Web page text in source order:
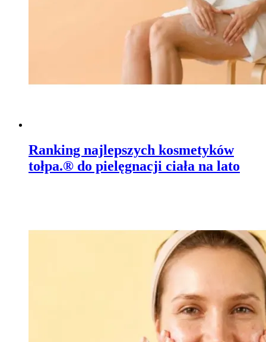
Ranking najlepszych kosmetyków
tołpa.® do pielęgnacji ciała na lato